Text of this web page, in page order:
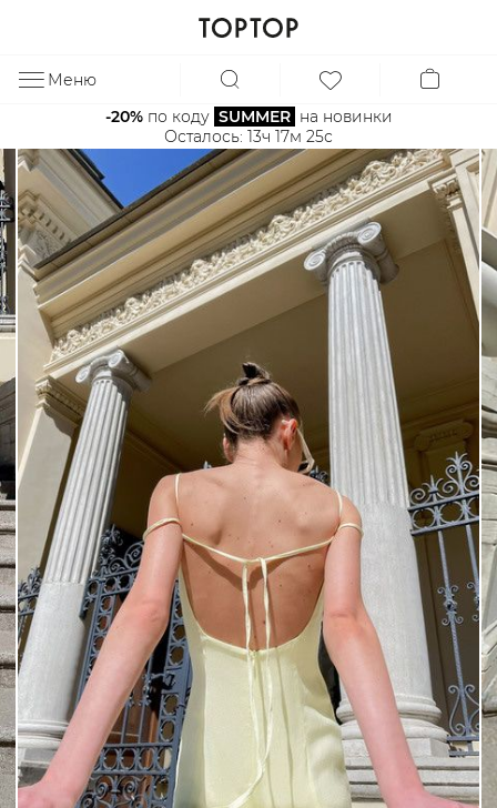
Меню
-20% по коду SUMMER на новинки
Осталось: 13ч 17м 25с